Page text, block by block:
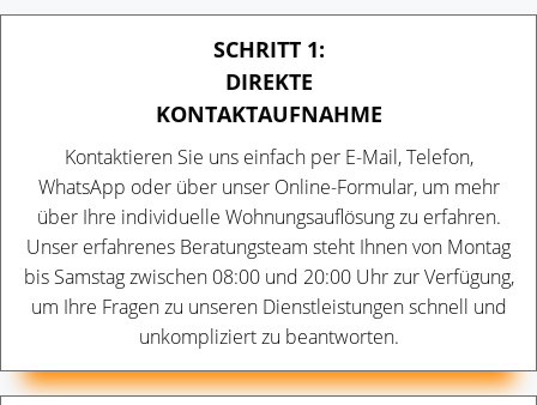
SCHRITT 1:
DIREKTE
KONTAKTAUFNAHME
Kontaktieren Sie uns einfach per E-Mail, Telefon,
WhatsApp oder über unser Online-Formular, um mehr
über Ihre individuelle Wohnungsauflösung zu erfahren.
Unser erfahrenes Beratungsteam steht Ihnen von Montag
bis Samstag zwischen 08:00 und 20:00 Uhr zur Verfügung,
um Ihre Fragen zu unseren Dienstleistungen schnell und
unkompliziert zu beantworten.